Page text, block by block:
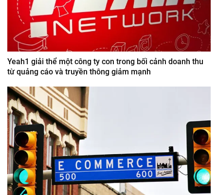
Yeah1 giải thể một công ty con trong bối cảnh doanh thu
từ quảng cáo và truyền thông giảm mạnh